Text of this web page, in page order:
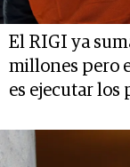
El RIGI ya
millones pero
es ejecutar los